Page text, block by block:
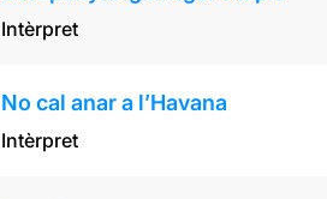
Intèrpret
No cal anar a l’Havana
Intèrpret